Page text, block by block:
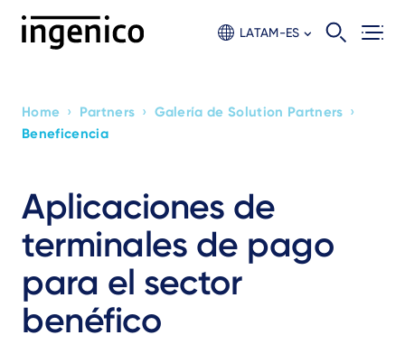
LATAM-ES
Aplicaciones de
terminales de pago
para el sector
benéfico
Breadcrumb
Home › Partners › Galería de Solution Partners ›
Beneficencia